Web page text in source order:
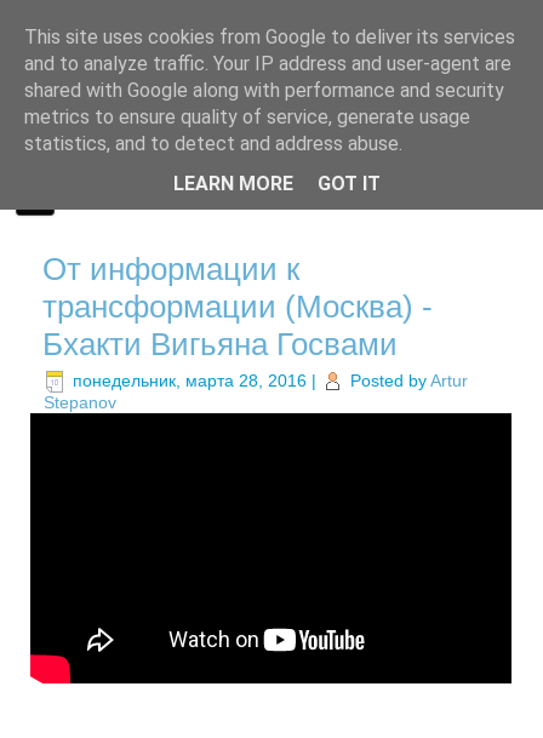
От информации к
трансформации (Москва) -
Бхакти Вигьяна Госвами
понедельник, марта 28, 2016 | Posted byArtur
Stepanov
This site uses cookies from Google to deliver its services
and to analyze traffic. Your IP address and user-agent are
shared with Google along with performance and security
metrics to ensure quality of service, generate usage
statistics, and to detect and address abuse.
LEARN MORE
GOT IT